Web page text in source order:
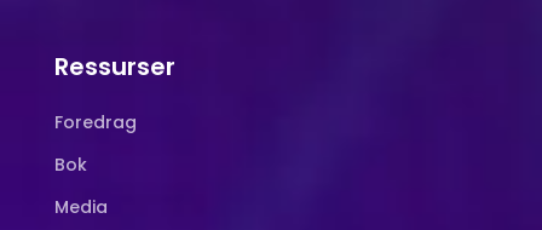
Ressurser
Foredrag
Bok
Media